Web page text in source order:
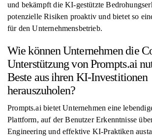
und bekämpft die KI-gestützte
potenzielle Risiken proaktiv und bietet so
für den Unternehmensbetrieb.
Wie können Unternehmen die
Unterstützung von Prompts.ai
Beste aus ihren KI-Investitionen
herauszuholen?
Prompts.ai bietet Unternehmen eine
Plattform, auf der Benutzer Erkenntnisse
Engineering und effektive KI-Praktiken